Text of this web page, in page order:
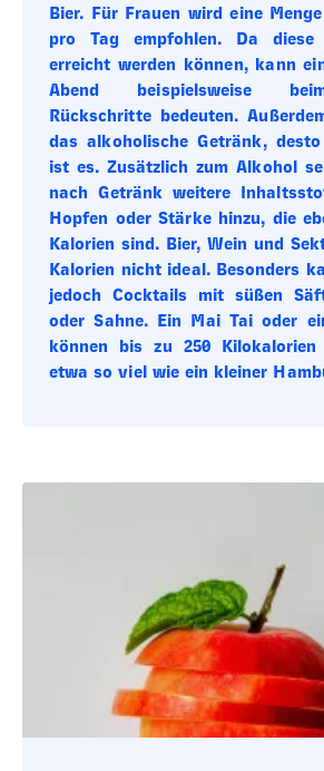
Bier. Für Frauen wird eine
pro Tag empfohlen. Da diese
erreicht werden können, kann
Abend beispielsweise
Rückschritte bedeuten.
das alkoholische Getränk,
ist es. Zusätzlich zum Alkohol
nach Getränk weitere
Hopfen oder Stärke hinzu, die
Kalorien sind. Bier, Wein und
Kalorien nicht ideal. Besonders
jedoch Cocktails mit süßen
oder Sahne. Ein Mai Tai oder
können bis zu 250
etwa so viel wie ein kleiner